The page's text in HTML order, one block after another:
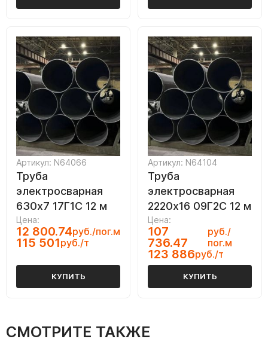
Артикул: N64066
Труба
электросварная
630х7 17Г1С 12 м
Цена:
12 800.74руб./пог.м
115 501руб./т
КУПИТЬ
Артикул: N64104
Труба
электросварная
2220х16 09Г2С 12 м
Цена:
107
736.47
руб./
пог.м
123 886руб./т
КУПИТЬ
СМОТРИТЕ ТАКЖЕ